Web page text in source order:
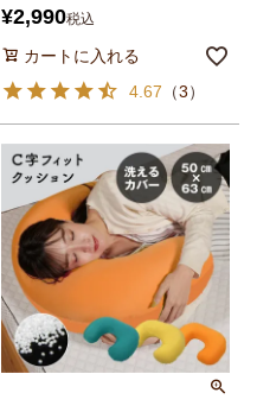
¥2,990税込
カートに入れる
4.67 （3）